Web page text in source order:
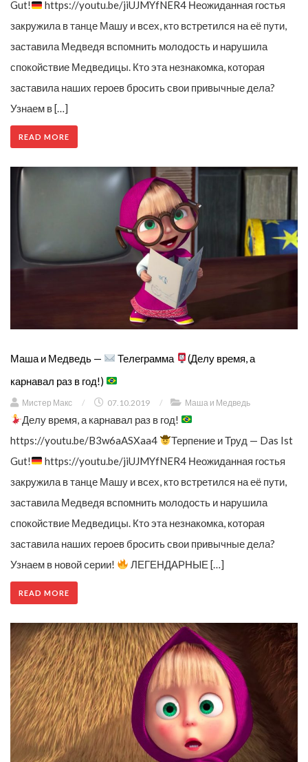
Gut!
https://youtu.be/jiUJMYfNER4 Неожиданная гостья
закружила в танце Машу и всех, кто встретился на её пути,
заставила Медведя вспомнить молодость и нарушила
спокойствие Медведицы. Кто эта незнакомка, которая
заставила наших героев бросить свои привычные дела?
Узнаем в […]
READ MORE
Маша и Медведь — Телеграмма
(Делу время, а
карнавал раз в год!)
Мистер Макс / 07.10.2019 / Маша и Медведь
Делу время, а карнавал раз в год!
https://youtu.be/B3w6aASXaa4
Терпение и Труд — Das Ist
Gut!
https://youtu.be/jiUJMYfNER4 Неожиданная гостья
закружила в танце Машу и всех, кто встретился на её пути,
заставила Медведя вспомнить молодость и нарушила
спокойствие Медведицы. Кто эта незнакомка, которая
заставила наших героев бросить свои привычные дела?
Узнаем в новой серии!
ЛЕГЕНДАРНЫЕ […]
READ MORE